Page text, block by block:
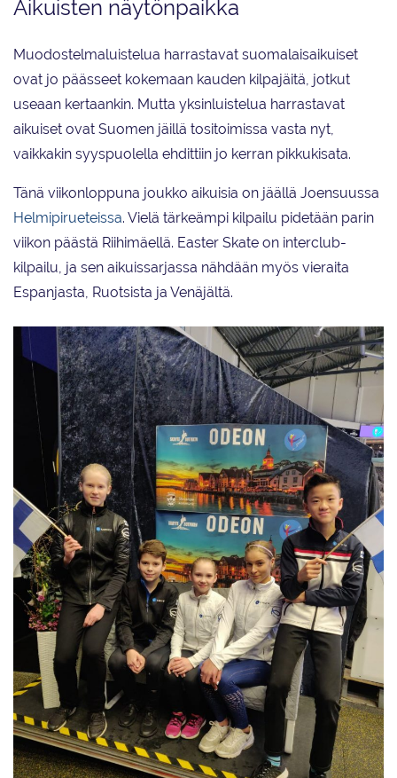
Aikuisten näytönpaikka
Muodostelmaluistelua harrastavat suomalaisaikuiset
ovat jo päässeet kokemaan kauden kilpajäitä, jotkut
useaan kertaankin. Mutta yksinluistelua harrastavat
aikuiset ovat Suomen jäillä tositoimissa vasta nyt,
vaikkakin syyspuolella ehdittiin jo kerran pikkukisata.
Tänä viikonloppuna joukko aikuisia on jäällä Joensuussa
Helmipirueteissa. Vielä tärkeämpi kilpailu pidetään parin
viikon päästä Riihimäellä. Easter Skate on interclub-
kilpailu, ja sen aikuissarjassa nähdään myös vieraita
Espanjasta, Ruotsista ja Venäjältä.